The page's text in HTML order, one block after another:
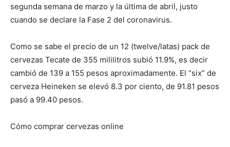
segunda semana de marzo y la última de abril, justo
cuando se declare la Fase 2 del coronavirus.
Como se sabe el precio de un 12 (twelve/latas) pack de
cervezas Tecate de 355 mililitros subió 11.9%, es decir
cambió de 139 a 155 pesos aproximadamente. El “six” de
cerveza Heineken se elevó 8.3 por ciento, de 91.81 pesos
pasó a 99.40 pesos.
Cómo comprar cervezas online